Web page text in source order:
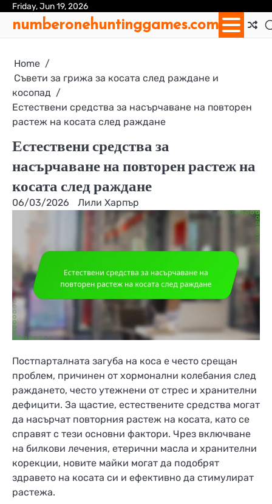
Skip
content
Friday, Jun 19, 2026
Us
Us
numberonehuntinggames.com
Home
Съвети за грижа за косата след раждане и
косопад
Естествени средства за насърчаване на повторен
растеж на косата след раждане
Естествени средства за
насърчаване на повторен растеж на
косата след раждане
06/03/2026 Лили Харпър
Постпарталната загуба на коса е често срещан
проблем, причинен от хормонални колебания след
раждането, често утежнени от стрес и хранителни
дефицити. За щастие, естествените средства могат
да насърчат повторния растеж на косата, като се
справят с тези основни фактори. Чрез включване
на билкови лечения, етерични масла и хранителни
корекции, новите майки могат да подобрят
здравето на косата си и ефективно да стимулират
растежа.